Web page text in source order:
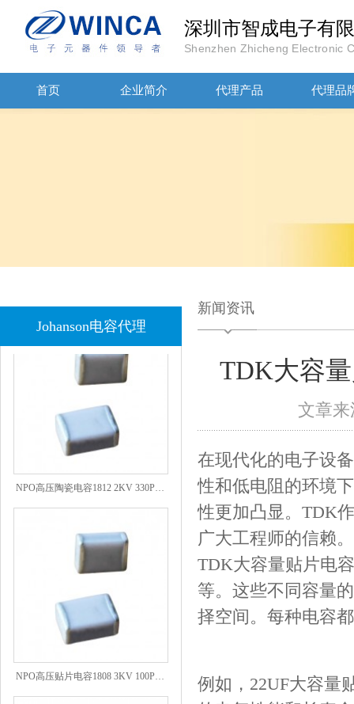
深圳市智成电子有
Shenzhen Zhicheng Electronic
首页 企业简介 代理产品 代理品
Johanson电容代理
新闻资讯
TDK大容
文章
在现代化的电子设
性和低电阻的环境
性更加凸显。TDK
广大工程师的信赖。
TDK大容量贴片电
等。这些不同容量
择空间。每种电容
例如，22UF大容量